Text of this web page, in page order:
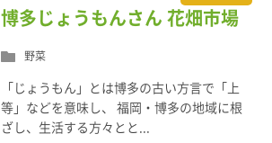
博多じょうもんさん 花畑市場
野菜
「じょうもん」とは博多の古い方言で「上
等」などを意味し、 福岡・博多の地域に根
ざし、生活する方々とと...